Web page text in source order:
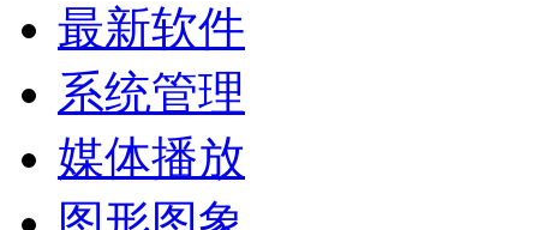
最新软件
系统管理
媒体播放